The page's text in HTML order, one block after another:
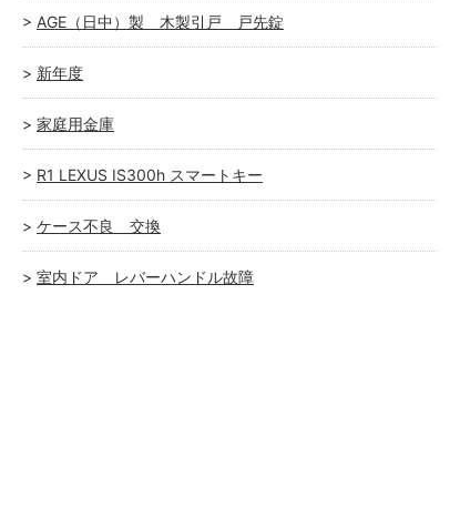
AGE（日中）製 木製引戸 戸先錠
新年度
家庭用金庫
R1 LEXUS IS300h スマートキー
ケース不良 交換
室内ドア レバーハンドル故障